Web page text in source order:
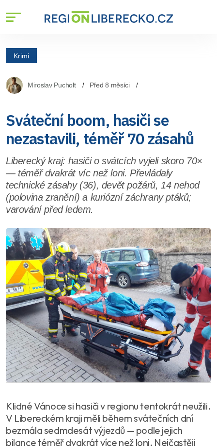
Krimi
Miroslav Pucholt Před 8 měsíci
Sváteční boom, hasiči se
nezastavili, téměř 70 zásahů
Liberecký kraj: hasiči o svátcích vyjeli skoro 70×
— téměř dvakrát víc než loni. Převládaly
technické zásahy (36), devět požárů, 14 nehod
(polovina zranění) a kuriózní záchrany ptáků;
varování před ledem.
Klidné Vánoce si hasiči v regionu tentokrát neužili.
V Libereckém kraji měli během svátečních dní
bezmála sedmdesát výjezdů — podle jejich
bilance téměř dvakrát více než loni. Nejčastěji